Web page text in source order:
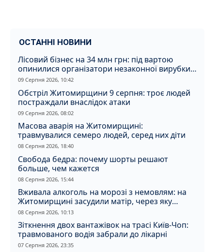
ОСТАННІ НОВИНИ
Лісовий бізнес на 34 млн грн: під вартою
опинилися організатори незаконної вирубки
на Житомирщині
09 Серпня 2026, 10:42
Обстріл Житомирщини 9 серпня: троє людей
постраждали внаслідок атаки
09 Серпня 2026, 08:02
Масова аварія на Житомирщині:
травмувалися семеро людей, серед них діти
08 Серпня 2026, 18:40
Свобода бедра: почему шорты решают
больше, чем кажется
08 Серпня 2026, 15:44
Вживала алкоголь на морозі з немовлям: на
Житомирщині засудили матір, через яку
дитина отримала обмороження
08 Серпня 2026, 10:13
Зіткнення двох вантажівок на трасі Київ-Чоп:
травмованого водія забрали до лікарні
07 Серпня 2026, 23:35